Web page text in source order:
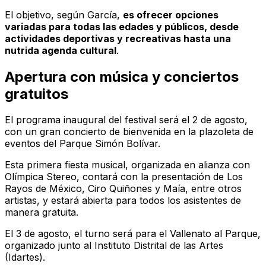
El objetivo, según García, es ofrecer opciones
variadas para todas las edades y públicos, desde
actividades deportivas y recreativas hasta una
nutrida agenda cultural.
Apertura con música y conciertos
gratuitos
El programa inaugural del festival será el 2 de agosto,
con un gran concierto de bienvenida en la plazoleta de
eventos del Parque Simón Bolívar.
Esta primera fiesta musical, organizada en alianza con
Olímpica Stereo, contará con la presentación de Los
Rayos de México, Ciro Quiñones y Maía, entre otros
artistas, y estará abierta para todos los asistentes de
manera gratuita.
El 3 de agosto, el turno será para el Vallenato al Parque,
organizado junto al Instituto Distrital de las Artes
(Idartes).